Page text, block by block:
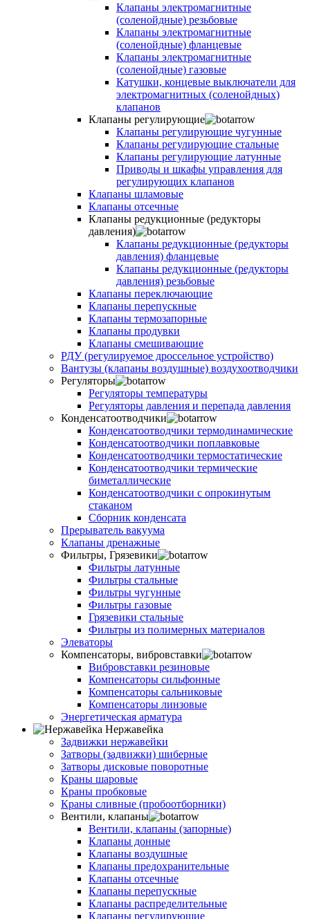
Клапаны электромагнитные
(соленойдные) резьбовые
Клапаны электромагнитные
(соленойдные) фланцевые
Клапаны электромагнитные
(соленойдные) газовые
Катушки, концевые выключатели для
электромагнитных (соленойдных)
клапанов
Клапаны регулирующие
Клапаны регулирующие чугунные
Клапаны регулирующие стальные
Клапаны регулирующие латунные
Приводы и шкафы управления для
регулирующих клапанов
Клапаны шламовые
Клапаны отсечные
Клапаны редукционные (редукторы
давления)
Клапаны редукционные (редукторы
давления) фланцевые
Клапаны редукционные (редукторы
давления) резьбовые
Клапаны переключающие
Клапаны перепускные
Клапаны термозапорные
Клапаны продувки
Клапаны смешивающие
РДУ (регулируемое дроссельное устройство)
Вантузы (клапаны воздушные) воздухоотводчики
Регуляторы
Регуляторы температуры
Регуляторы давления и перепада давления
Конденсатоотводчики
Конденсатоотводчики термодинамические
Конденсатоотводчики поплавковые
Конденсатоотводчики термостатические
Конденсатоотводчики термические
биметаллические
Конденсатоотводчики с опрокинутым
стаканом
Сборник конденсата
Прерыватель вакуума
Клапаны дренажные
Фильтры, Грязевики
Фильтры латунные
Фильтры стальные
Фильтры чугунные
Фильтры газовые
Грязевики стальные
Фильтры из полимерных материалов
Элеваторы
Компенсаторы, вибровставки
Вибровставки резиновые
Компенсаторы сильфонные
Компенсаторы сальниковые
Компенсаторы линзовые
Энергетическая арматура
Нержавейка
Задвижки нержавейки
Затворы (задвижки) шиберные
Затворы дисковые поворотные
Краны шаровые
Краны пробковые
Краны сливные (пробоотборники)
Вентили, клапаны
Вентили, клапаны (запорные)
Клапаны донные
Клапаны воздушные
Клапаны предохранительные
Клапаны отсечные
Клапаны перепускные
Клапаны распределительные
Клапаны регулирующие